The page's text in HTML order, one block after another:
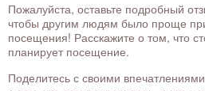
Пожалуйста, оставьте подробный
чтобы другим людям было проще
посещения! Расскажите о том, что
планирует посещение.
Поделитесь с своими